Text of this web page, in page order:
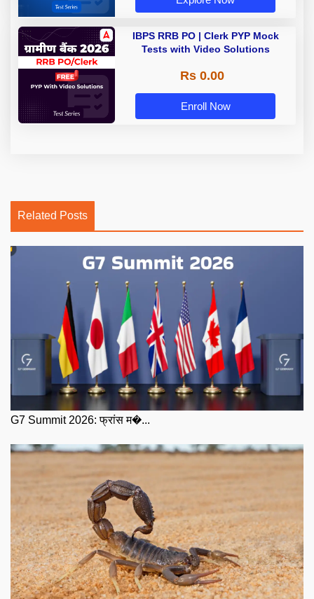
IBPS RRB PO | Clerk PYP Mock
Tests with Video Solutions
Rs 0.00
Enroll Now
Related Posts
G7 Summit 2026: फ्रांस म�...